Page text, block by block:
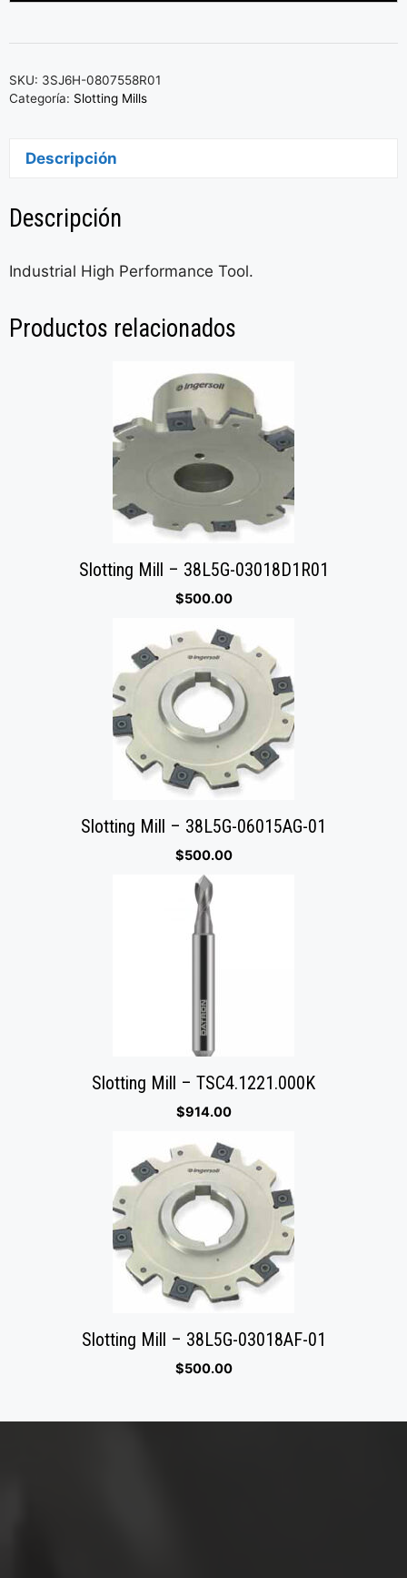
SKU: 3SJ6H-0807558R01
Categoría: Slotting Mills
Descripción
Descripción
Industrial High Performance Tool.
Productos relacionados
Slotting Mill – 38L5G-03018D1R01
$500.00
Slotting Mill – 38L5G-06015AG-01
$500.00
Slotting Mill – TSC4.1221.000K
$914.00
Slotting Mill – 38L5G-03018AF-01
$500.00